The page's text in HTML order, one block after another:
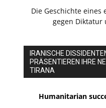
Die Geschichte eines
gegen Diktatur
IRANISCHE
PRÄSENTIEREN IHRE
TIRANA
Humanitarian